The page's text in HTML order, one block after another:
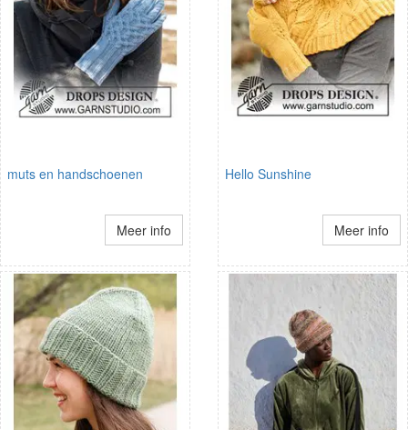
muts en handschoenen
Meer info
Hello Sunshine
Meer info